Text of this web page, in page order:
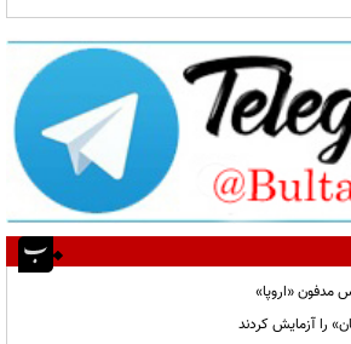
مدفون «اروپا»
را آزمایش کردند